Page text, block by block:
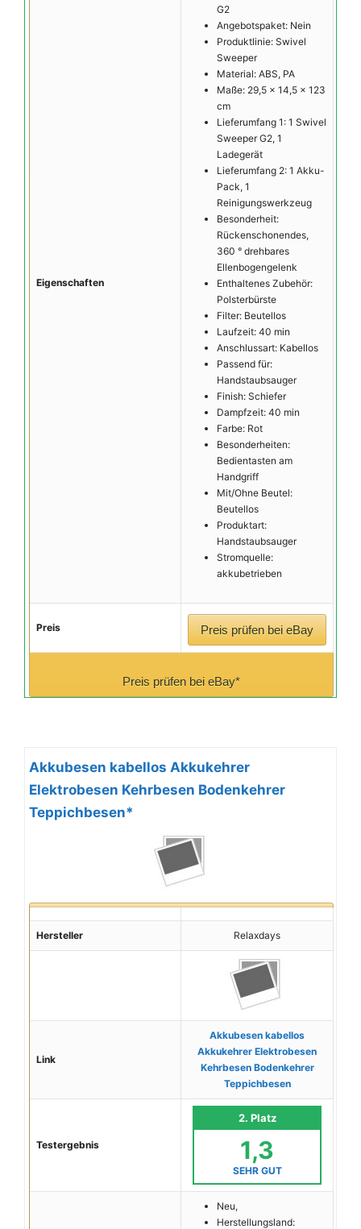
Eigenschaften
G2
Angebotspaket: Nein
Produktlinie: Swivel
Sweeper
Material: ABS, PA
Maße: 29,5 x 14,5 x 123
cm
Lieferumfang 1: 1 Swivel
Sweeper G2, 1
Ladegerät
Lieferumfang 2: 1 Akku-
Pack, 1
Reinigungswerkzeug
Besonderheit:
Rückenschonendes,
360 ° drehbares
Ellenbogengelenk
Enthaltenes Zubehör:
Polsterbürste
Filter: Beutellos
Laufzeit: 40 min
Anschlussart: Kabellos
Passend für:
Handstaubsauger
Finish: Schiefer
Dampfzeit: 40 min
Farbe: Rot
Besonderheiten:
Bedientasten am
Handgriff
Mit/Ohne Beutel:
Beutellos
Produktart:
Handstaubsauger
Stromquelle:
akkubetrieben
Preis Preis prüfen bei eBay
Preis prüfen bei eBay*
Akkubesen kabellos Akkukehrer
Elektrobesen Kehrbesen Bodenkehrer
Teppichbesen*
Hersteller Relaxdays
Link
Akkubesen kabellos
Akkukehrer Elektrobesen
Kehrbesen Bodenkehrer
Teppichbesen
Testergebnis
2. Platz
1,3
SEHR GUT
Neu,
Herstellungsland: